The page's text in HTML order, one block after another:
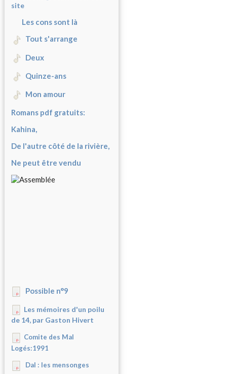
site
Les cons sont là
Tout s'arrange
Deux
Quinze-ans
Mon amour
Romans pdf gratuits:
Kahina,
De l'autre côté de la rivière,
Ne peut être vendu
Possible n°9
Les mémoires d'un poilu
de 14, par Gaston Hivert
Comite des Mal
Logés:1991
Dal : les mensonges